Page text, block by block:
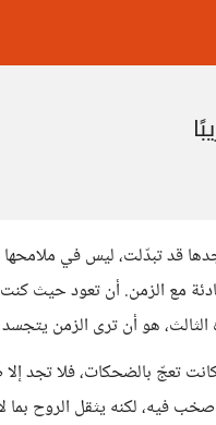
قد تبدّلت، ليس في
مع الزمن. أن تعود حيث كنت
الثالث، هو أن ترى الزمن
تعجّ بالضحكات، فلا تجد
صخب فيه، لكنه يثقل الروح